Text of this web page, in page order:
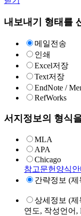
내보내기 형태를
메일전송
인쇄
Excel저장
Text저장
EndNote /
RefWorks
서지정보의 형식
MLA
APA
Chicago
참고문헌양식안
간략정보 (
상세정보 (제
연도, 작성언어,